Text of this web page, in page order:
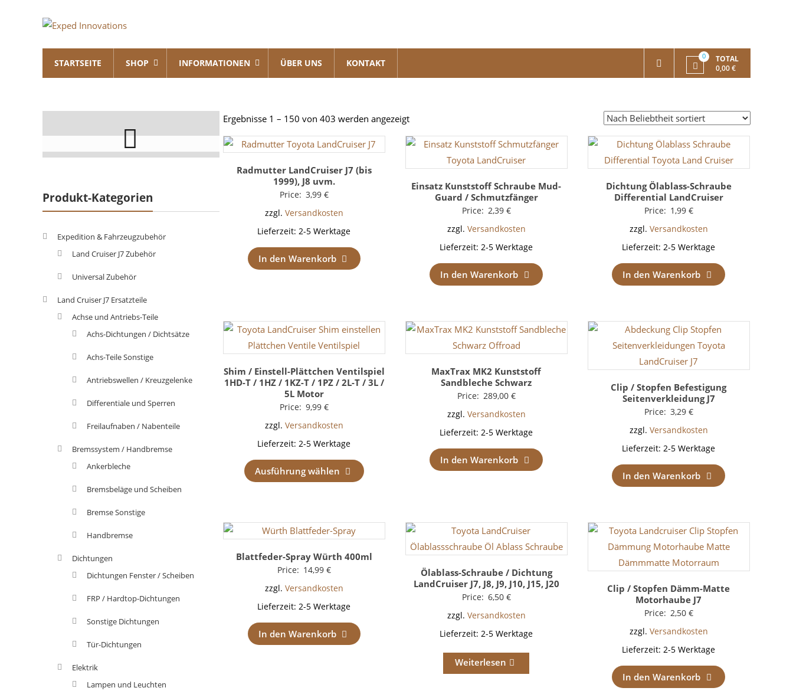
Exped
Innovations
Solutions
for
Overland
STARTSEITE SHOP INFORMATIONEN ÜBER UNS KONTAKT
0
TOTAL
0,00 €
Ergebnisse 1 – 150 von 403 werden angezeigtNach
Beliebtheit
sortiert
Radmutter LandCruiser J7 (bis
1999), J8 uvm.
Price: 3,99 €
zzgl. Versandkosten
Lieferzeit:2-5 Werktage
In den Warenkorb
Einsatz Kunststoff Schraube Mud-
Guard / Schmutzfänger
Price: 2,39 €
zzgl. Versandkosten
Lieferzeit:2-5 Werktage
In den Warenkorb
Dichtung Ölablass-Schraube
Differential LandCruiser
Price: 1,99 €
zzgl. Versandkosten
Lieferzeit:2-5 Werktage
In den Warenkorb
Shim / Einstell-Plättchen Ventilspiel
1HD-T / 1HZ / 1KZ-T / 1PZ / 2L-T / 3L /
5L Motor
Price: 9,99 €
zzgl. Versandkosten
Lieferzeit:2-5 Werktage
Ausführung wählen
MaxTrax MK2 Kunststoff
Sandbleche Schwarz
Price: 289,00 €
zzgl. Versandkosten
Lieferzeit:2-5 Werktage
In den Warenkorb
Clip / Stopfen Befestigung
Seitenverkleidung J7
Price: 3,29 €
zzgl. Versandkosten
Lieferzeit:2-5 Werktage
In den Warenkorb
Blattfeder-Spray Würth 400ml
Price: 14,99 €
zzgl. Versandkosten
Lieferzeit:2-5 Werktage
In den Warenkorb
Ölablass-Schraube / Dichtung
LandCruiser J7, J8, J9, J10, J15, J20
Price: 6,50 €
zzgl. Versandkosten
Lieferzeit:2-5 Werktage
Weiterlesen
Clip / Stopfen Dämm-Matte
Motorhaube J7
Price: 2,50 €
zzgl. Versandkosten
Lieferzeit:2-5 Werktage
In den Warenkorb
Produkt-Kategorien
Expedition & Fahrzeugzubehör
Land Cruiser J7 Zubehör
Universal Zubehör
Land Cruiser J7 Ersatzteile
Achse und Antriebs-Teile
Achs-Dichtungen / Dichtsätze
Achs-Teile Sonstige
Antriebswellen / Kreuzgelenke
Differentiale und Sperren
Freilaufnaben / Nabenteile
Bremssystem / Handbremse
Ankerbleche
Bremsbeläge und Scheiben
Bremse Sonstige
Handbremse
Dichtungen
Dichtungen Fenster / Scheiben
FRP / Hardtop-Dichtungen
Sonstige Dichtungen
Tür-Dichtungen
Elektrik
Lampen und Leuchten